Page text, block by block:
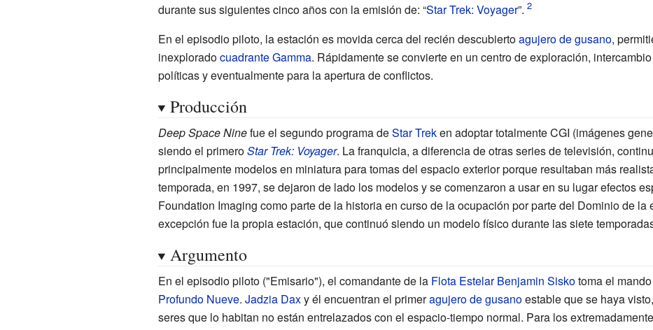
durante sus siguientes cinco años con la emisión de: “Star Trek: Voyager”.
En el episodio piloto, la estación es movida cerca del recién descubiertoagujero de gusano,
inexploradocuadrante Gamma. Rápidamente se convierte en un centro de exploración,
políticas y eventualmente para la apertura de conflictos.
Producción
Deep Space Ninefue el segundo programa deStar Treken adoptar totalmente CGI (imágenes
siendo el primeroStar Trek: Voyager. La franquicia, a diferencia de otras series de televisión,
principalmente modelos en miniatura para tomas del espacio exterior porque resultaban más
temporada, en 1997, se dejaron de lado los modelos y se comenzaron a usar en su lugar efectos
Foundation Imaging como parte de la historia en curso de la ocupación por parte del Dominio de la
excepción fue la propia estación, que continuó siendo un modelo físico durante las siete
Argumento
En el episodio piloto ("Emisario"), el comandante de la Flota Estelar Benjamin Siskotoma el
Profundo Nueve. Jadzia Daxy él encuentran el primeragujero de gusanoestable que se haya
seres que lo habitan no están entrelazados con el espacio-tiempo normal. Para los